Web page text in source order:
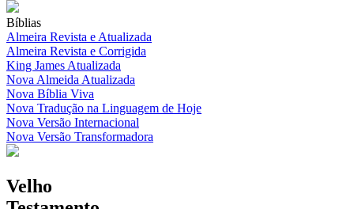
Bíblias
Almeira Revista e Atualizada
Almeira Revista e Corrigida
King James Atualizada
Nova Almeida Atualizada
Nova Bíblia Viva
Nova Tradução na Linguagem de Hoje
Nova Versão Internacional
Nova Versão Transformadora
Velho